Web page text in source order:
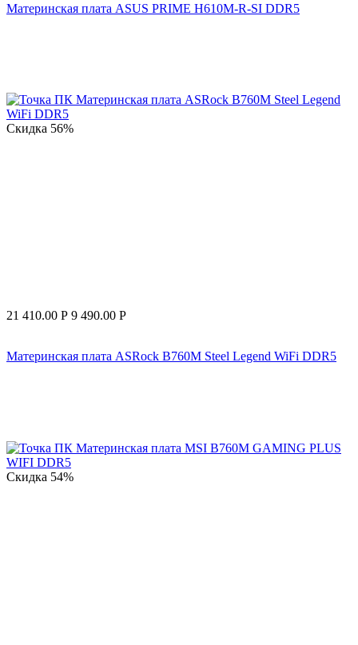
Материнская плата ASUS PRIME H610M-R-SI DDR5
Скидка 56%
21 410.00 Р 9 490.00 Р
Материнская плата ASRock B760M Steel Legend WiFi DDR5
Скидка 54%